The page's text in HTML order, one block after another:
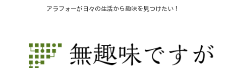
アラフォーが日々の生活から趣味を見つけたい！